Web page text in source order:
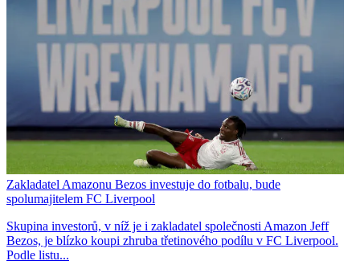
Zakladatel Amazonu Bezos investuje do fotbalu, bude
spolumajitelem FC Liverpool
Skupina investorů, v níž je i zakladatel společnosti Amazon Jeff
Bezos, je blízko koupi zhruba třetinového podílu v FC Liverpool.
Podle listu...